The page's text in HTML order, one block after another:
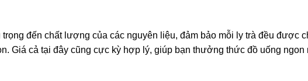
trọng đến chất lượng của các nguyên liệu, đảm bảo mỗi ly trà đều được
Giá cả tại đây cũng cực kỳ hợp lý, giúp bạn thưởng thức đồ uống ngon